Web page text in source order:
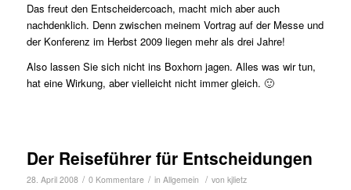
Das freut den Entscheidercoach, macht mich aber auch
nachdenklich. Denn zwischen meinem Vortrag auf der Messe und
der Konferenz im Herbst 2009 liegen mehr als drei Jahre!
Also lassen Sie sich nicht ins Boxhorn jagen. Alles was wir tun,
hat eine Wirkung, aber vielleicht nicht immer gleich. 🙂
Der Reiseführer für Entscheidungen
28. April 2008 / 0 Kommentare / in Allgemein / von kjlietz